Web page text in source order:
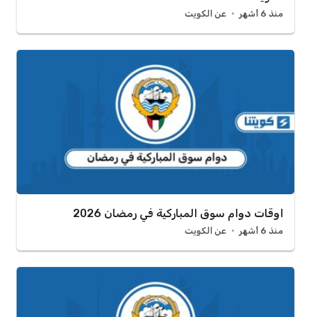
منذ 6 أشهر عن الكويت
اوقات دوام سوق المباركية في رمضان 2026
منذ 6 أشهر عن الكويت